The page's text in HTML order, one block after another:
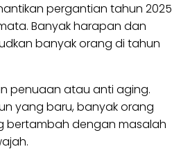
pergantian tahun 2025
Banyak harapan dan
banyak orang di tahun
penuaan atau anti aging.
yang baru, banyak orang
bertambah dengan masalah